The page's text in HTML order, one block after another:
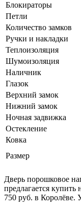
Блокираторы
Петли
Количество замков
Ручки и накладки
Теплоизоляция
Шумоизоляция
Наличник
Глазок
Верхний замок
Нижний замок
Ночная задвижка
Остекление
Ковка
Размер
Дверь порошковое
предлагается
750 руб. в Королёве.